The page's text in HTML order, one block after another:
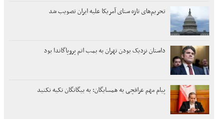
تحریم‌های تازه سنای آمریکا علیه ایران تصویب شد
داستان نزدیک بودن تهران به بمب اتم پروپاگاندا بود
پیام مهم عراقچی به همسایگان: به بیگانگان تکیه نکنید